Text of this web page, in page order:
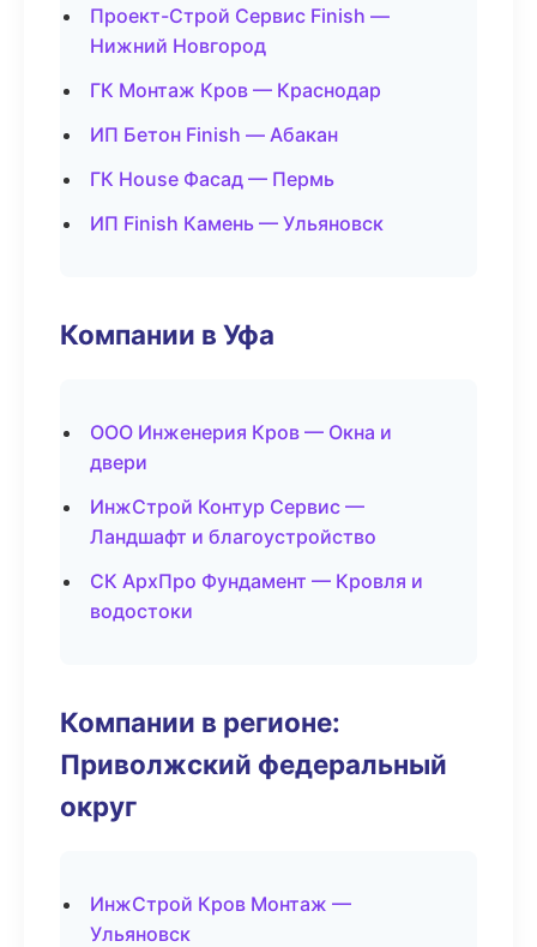
Проект-Строй Сервис Finish —
Нижний Новгород
ГК Монтаж Кров — Краснодар
ИП Бетон Finish — Абакан
ГК House Фасад — Пермь
ИП Finish Камень — Ульяновск
Компании в Уфа
ООО Инженерия Кров — Окна и
двери
ИнжСтрой Контур Сервис —
Ландшафт и благоустройство
СК АрхПро Фундамент — Кровля и
водостоки
Компании в регионе:
Приволжский федеральный
округ
ИнжСтрой Кров Монтаж —
Ульяновск